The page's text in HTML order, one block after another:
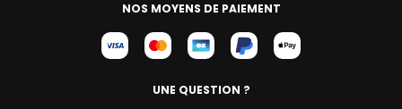
NOS MOYENS DE PAIEMENT
UNE QUESTION ?